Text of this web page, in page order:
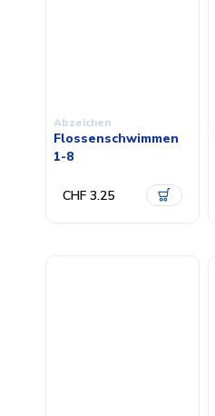
Abzeichen
Flossenschwimmen
1-8
CHF 3.25